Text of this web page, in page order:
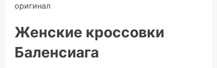
Женские кроссовки
Баленсиага